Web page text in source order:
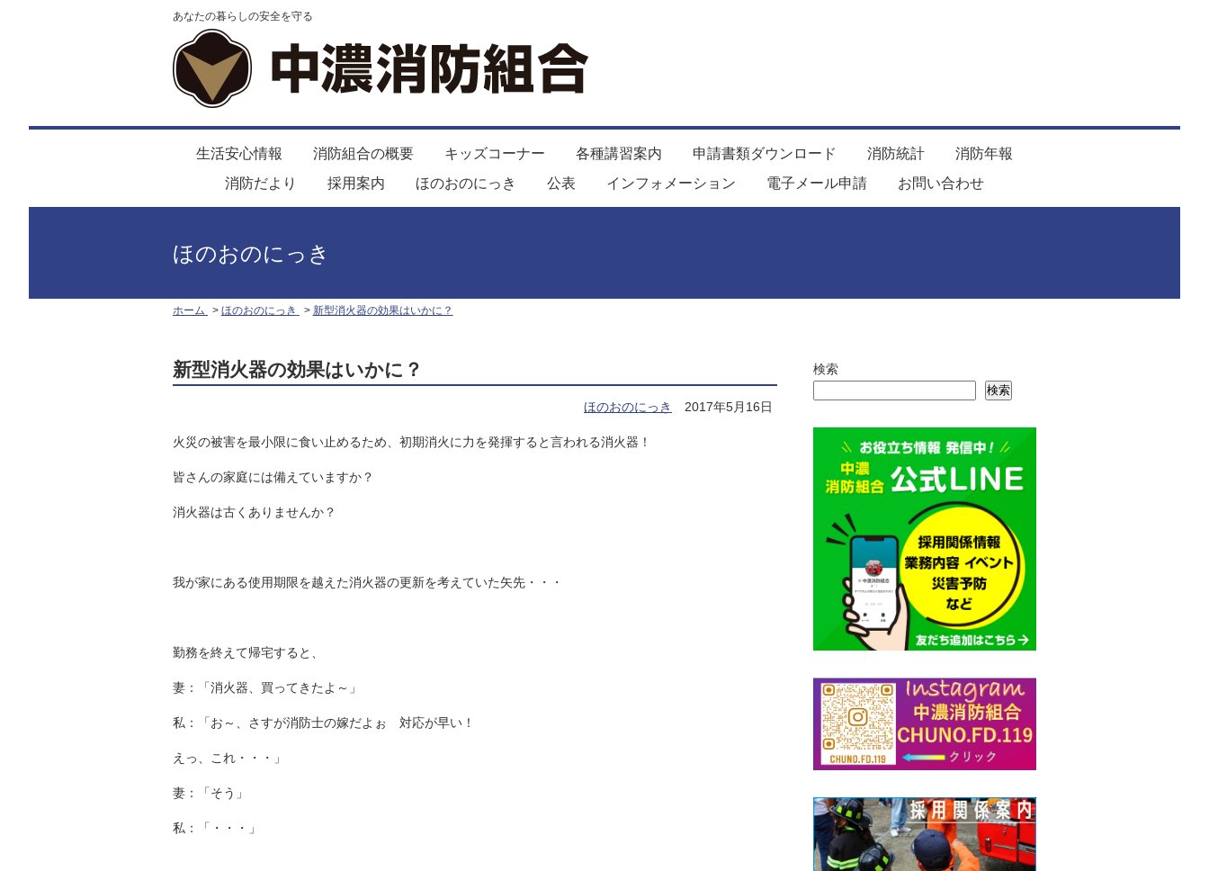
あなたの暮らしの安全を守る
生活安心情報 消防組合の概要 キッズコーナー 各種講習案内 申請書類ダウンロード 消防統計
消防年報
消防だより
採用案内 ほのおのにっき 公表 インフォメーション 電子メール申請 お問い合わせ
ほのおのにっき
ホーム ほのおのにっき 新型消火器の効果はいかに？
新型消火器の効果はいかに？
ほのおのにっき 2017年5月16日
火災の被害を最小限に食い止めるため、初期消火に力を発揮すると言われる消火器！
皆さんの家庭には備えていますか？
消火器は古くありませんか？
我が家にある使用期限を越えた消火器の更新を考えていた矢先・・・
勤務を終えて帰宅すると、
妻：「消火器、買ってきたよ～」
私：「お～、さすが消防士の嫁だよぉ 対応が早い！
えっ、これ・・・」
妻：「そう」
私：「・・・」
検索
検索